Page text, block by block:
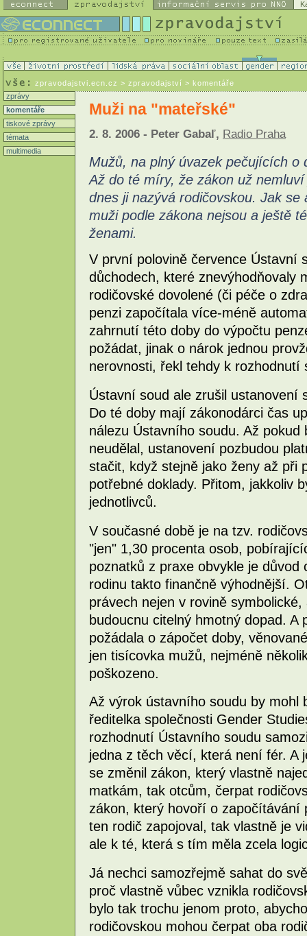
zpravodajstvi.ecn.cz > zpravodajství > komentáře
zprávy
komentáře
tiskové zprávy
témata
multimedia
Muži na "mateřské"
2. 8. 2006 - Peter Gabaľ, Radio Praha
Mužů, na plný úvazek pečujících o
Až do té míry, že zákon už
dnes ji nazývá rodičovskou. Jak
muži podle zákona nejsou a ještě
ženami.
V první polovině července Ústavní
důchodech, které znevýhodňovaly
rodičovské dovolené (či péče o
penzi započítala více-méně
zahrnutí této doby do výpočtu
požádat, jinak o nárok jednou
nerovnosti, řekl tehdy k rozhodnutí
Ústavní soud ale zrušil ustanovení
Do té doby mají zákonodárci čas
nálezu Ústavního soudu. Až
neudělal, ustanovení pozbudou
stačit, když stejně jako ženy až při
potřebné doklady. Přitom, jakkoliv
jednotlivců.
V současné době je na tzv.
"jen" 1,30 procenta osob,
poznatků z praxe obvykle je
rodinu takto finančně výhodnější.
právech nejen v rovině
budoucnu citelný hmotný dopad. A
požádala o zápočet doby,
jen tisícovka mužů, nejméně
poškozeno.
Až výrok ústavního soudu by mohl
ředitelka společnosti Gender
rozhodnutí Ústavního soudu
jedna z těch věcí, která není fér. A
se změnil zákon, který vlastně
matkám, tak otcům, čerpat
zákon, který hovoří o
ten rodič zapojoval, tak vlastně je
ale k té, která s tím měla zcela
Já nechci samozřejmě sahat do
proč vlastně vůbec vznikla
bylo tak trochu jenom proto,
rodičovskou mohou čerpat oba